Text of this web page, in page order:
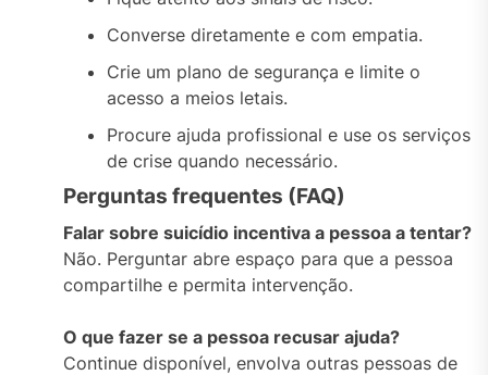
Converse diretamente e com empatia.
Crie um plano de segurança e limite o
acesso a meios letais.
Procure ajuda profissional e use os serviços
de crise quando necessário.
Perguntas frequentes (FAQ)
Falar sobre suicídio incentiva a pessoa a tentar?
Não. Perguntar abre espaço para que a pessoa
compartilhe e permita intervenção.
O que fazer se a pessoa recusar ajuda?
Continue disponível, envolva outras pessoas de